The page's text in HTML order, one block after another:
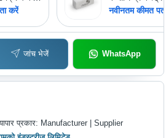
वैरी
करें
और फ्लाई ऐश
नवीनतम कीमत
जांच भेजें WhatsApp
प्रकार: Manufacturer | Supplier